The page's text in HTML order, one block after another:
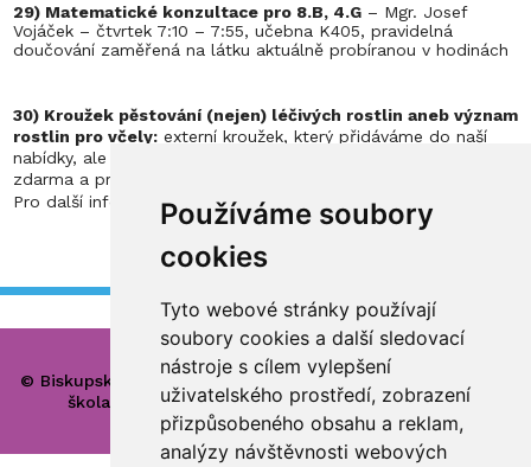
Používáme soubory
cookies
Tyto webové stránky používají
soubory cookies a další sledovací
nástroje s cílem vylepšení
uživatelského prostředí, zobrazení
přizpůsobeného obsahu a reklam,
analýzy návštěvnosti webových
29) Matematické konzultace pro 8.B, 4.G– Mgr. Josef
Vojáček – čtvrtek 7:10 – 7:55, učebna K405, pravidelná
doučování zaměřená na látku aktuálně probíranou v hodinách
30) Kroužek pěstování (nejen) léčivých rostlin aneb význam
rostlin pro včely:externí kroužek, který přidáváme do naší
nabídky, ale je veden lektory z farmaceutické fakulty, je
zdarma a probíhat bude v botanické zahradě léčivých rostlin.
Pro další informace klikněte
ZDE
© Biskupské gymnázium, církevní základní škola, mateřská
škola a základní umělecká škola Hradec Králové